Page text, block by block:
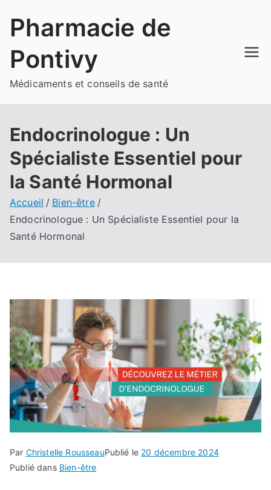
Pharmacie de
Pontivy
Médicaments et conseils de santé
Endocrinologue : Un
Spécialiste Essentiel pour
la Santé Hormonal
Accueil
Bien-être
Endocrinologue : Un Spécialiste Essentiel pour la
Santé Hormonal
Par Christelle RousseauPublié le 20 décembre 2024
Publié dans Bien-être